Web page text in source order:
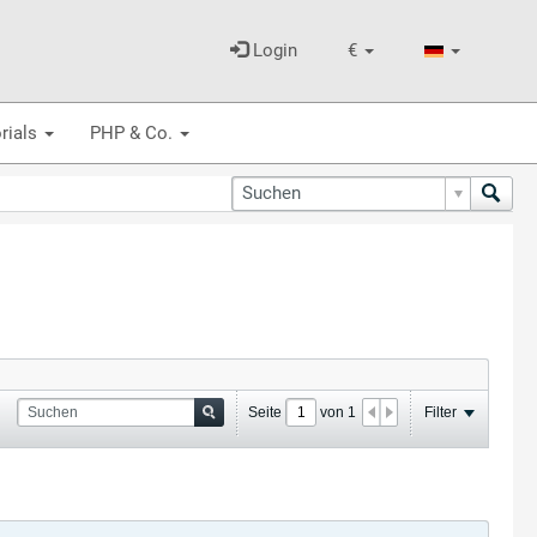
€
Login
PHP & Co.
Seite von 1 Filter